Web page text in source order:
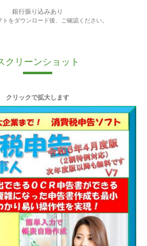
銀行振り込みあり
をダウンロード後、ご確認ください。
クリーンショット
クリックで拡大します